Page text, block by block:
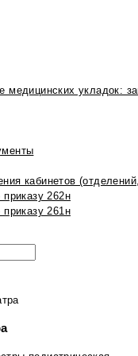
медицинских укладок:
кабинетов
262н
261н